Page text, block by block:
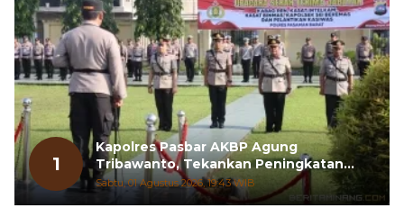
1
Kapolres Pasbar AKBP Agung
Tribawanto, Tekankan Peningkatan
Pelayanan dan Sinergi dengan
Masyarakat
Sabtu, 01 Agustus 2026, 19:43 WIB